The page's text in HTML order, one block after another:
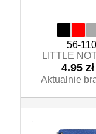
56-
LITTLE
4.95
Aktualnie